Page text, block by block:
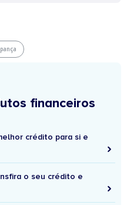
financeiros
crédito para si e
o seu crédito e